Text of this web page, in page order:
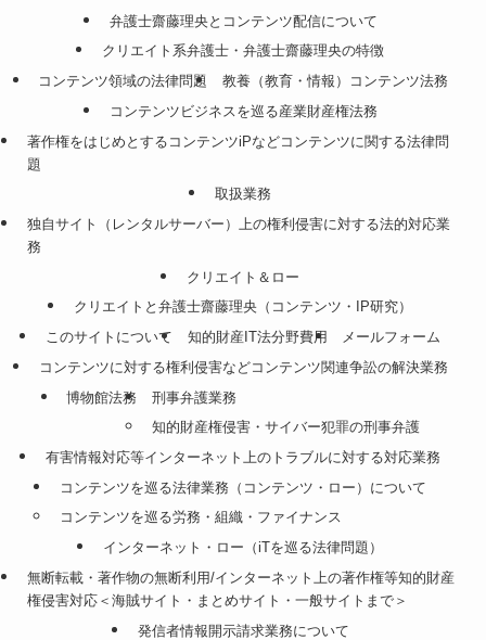
弁護士齋藤理央とコンテンツ配信について
クリエイト系弁護士・弁護士齋藤理央の特徴
コンテンツ領域の法律問題
教養（教育・情報）コンテンツ法務
コンテンツビジネスを巡る産業財産権法務
著作権をはじめとするコンテンツiPなどコンテンツに関する法律問
題
取扱業務
独自サイト（レンタルサーバー）上の権利侵害に対する法的対応業
務
クリエイト＆ロー
クリエイトと弁護士齋藤理央（コンテンツ・IP研究）
このサイトについて
知的財産IT法分野費用
メールフォーム
コンテンツに対する権利侵害などコンテンツ関連争訟の解決業務
博物館法務
刑事弁護業務
知的財産権侵害・サイバー犯罪の刑事弁護
有害情報対応等インターネット上のトラブルに対する対応業務
コンテンツを巡る法律業務（コンテンツ・ロー）について
コンテンツを巡る労務・組織・ファイナンス
インターネット・ロー（iTを巡る法律問題）
無断転載・著作物の無断利用/インターネット上の著作権等知的財産
権侵害対応＜海賊サイト・まとめサイト・一般サイトまで＞
発信者情報開示請求業務について